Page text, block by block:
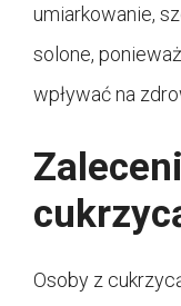
umiarkowanie,
solone,
wpływać na
Osoby z